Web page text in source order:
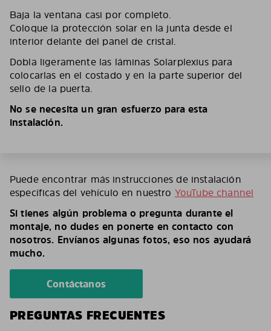
Baja la ventana casi por completo.
Coloque la protección solar en la junta desde el
interior delante del panel de cristal.
Dobla ligeramente las láminas Solarplexius para
colocarlas en el costado y en la parte superior del
sello de la puerta.
No se necesita un gran esfuerzo para esta
instalación.
Puede encontrar más instrucciones de instalación
específicas del vehículo en nuestro YouTube channel
Si tienes algún problema o pregunta durante el
montaje, no dudes en ponerte en contacto con
nosotros. Envíanos algunas fotos, eso nos ayudará
mucho.
Contáctanos
PREGUNTAS FRECUENTES